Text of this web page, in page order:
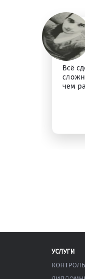
Всё
чем
УСЛУГИ